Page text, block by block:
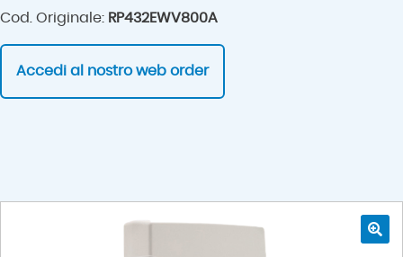
Cod. Originale: RP432EWV800A
Accedi al nostro web order